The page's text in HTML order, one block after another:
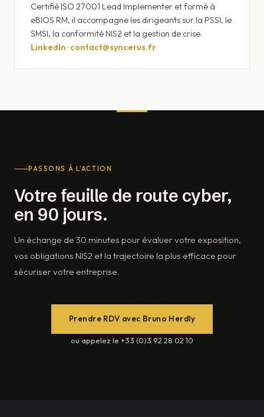
Certifié ISO 27001 Lead Implementer et formé à
eBIOS RM, il accompagne les dirigeants sur la PSSI, le
SMSI, la conformité NIS2 et la gestion de crise.
LinkedIn · contact@syncerus.fr
PASSONS À L’ACTION
Votre feuille de route cyber,
en 90 jours.
Un échange de 30 minutes pour évaluer votre exposition,
vos obligations NIS2 et la trajectoire la plus efficace pour
sécuriser votre entreprise.
Prendre RDV avec Bruno Herdly
ou appelez le +33 (0)3 92 28 02 10